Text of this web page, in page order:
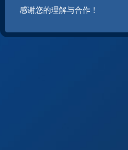
感谢您的理解与合作！